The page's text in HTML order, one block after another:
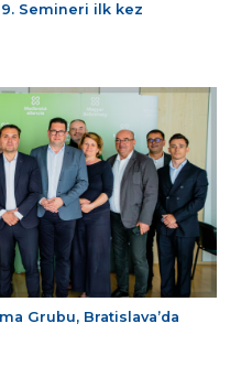
Semineri ilk kez
Grubu, Bratislava’da